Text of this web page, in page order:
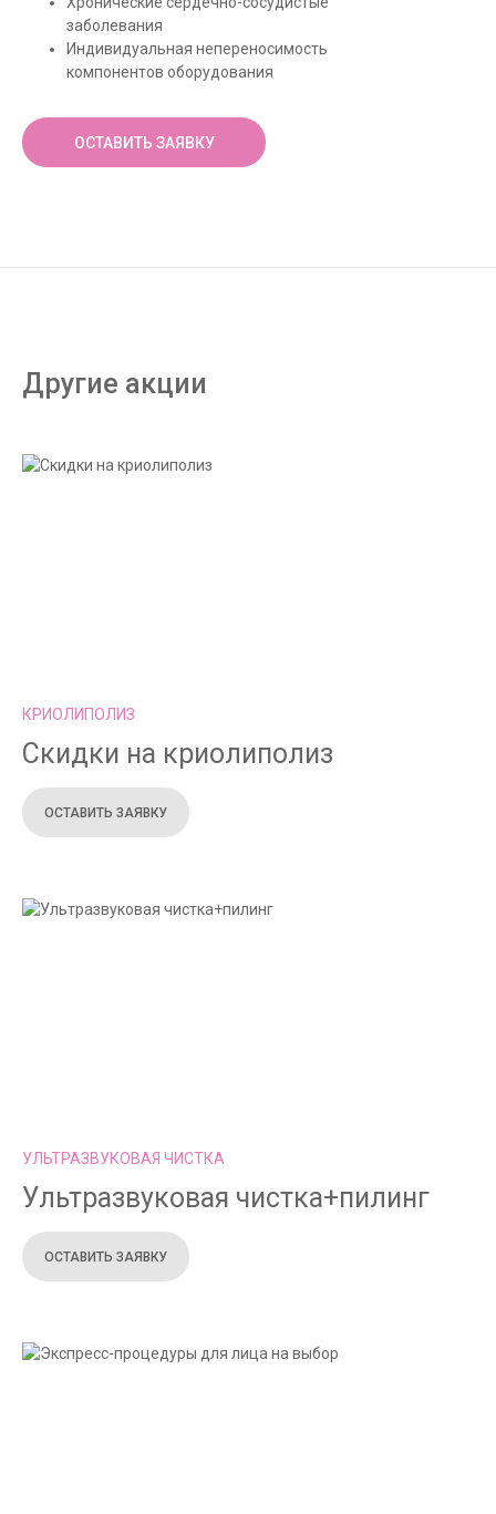
заболевания
Индивидуальная непереносимость
компонентов оборудования
ОСТАВИТЬ ЗАЯВКУ
Другие акции
КРИОЛИПОЛИЗ
Скидки на криолиполиз
ОСТАВИТЬ ЗАЯВКУ
УЛЬТРАЗВУКОВАЯ ЧИСТКА
Ультразвуковая чистка+пилинг
ОСТАВИТЬ ЗАЯВКУ